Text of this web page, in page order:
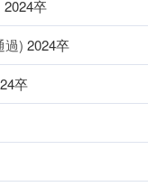
2024卒
過) 2024卒
卒